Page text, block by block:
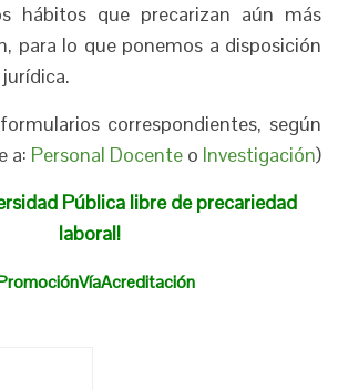
hábitos que precarizan aún más
para lo que ponemos a disposición
correspondientes, según
a: Personal Docente o Investigación)
Pública libre de precariedad
laboral!